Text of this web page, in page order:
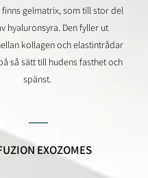
finns gelmatrix, som till stor del
hyaluronsyra. Den fyller ut
kollagen och elastintrådar
så sätt till hudens fasthet och
spänst.
EXOZOMES